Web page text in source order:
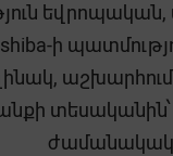
ի
աշխարհում